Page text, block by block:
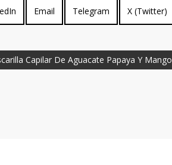
Compartir
en
Email
Compartir
en
Telegram
Compartir
en
X (Twitter)
Capilar De Aguacate Papaya Y Mango